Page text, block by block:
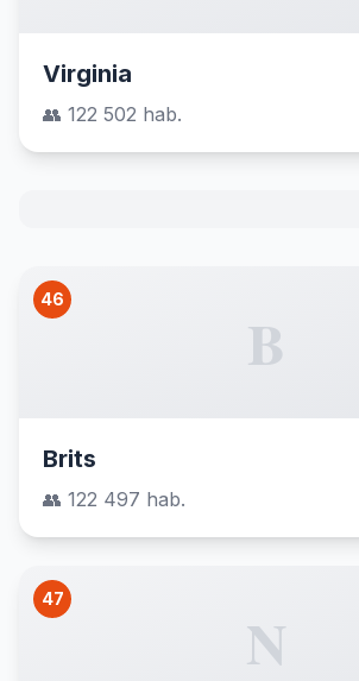
Virginia
👥 122 502 hab.
46
B
Brits
👥 122 497 hab.
47
N